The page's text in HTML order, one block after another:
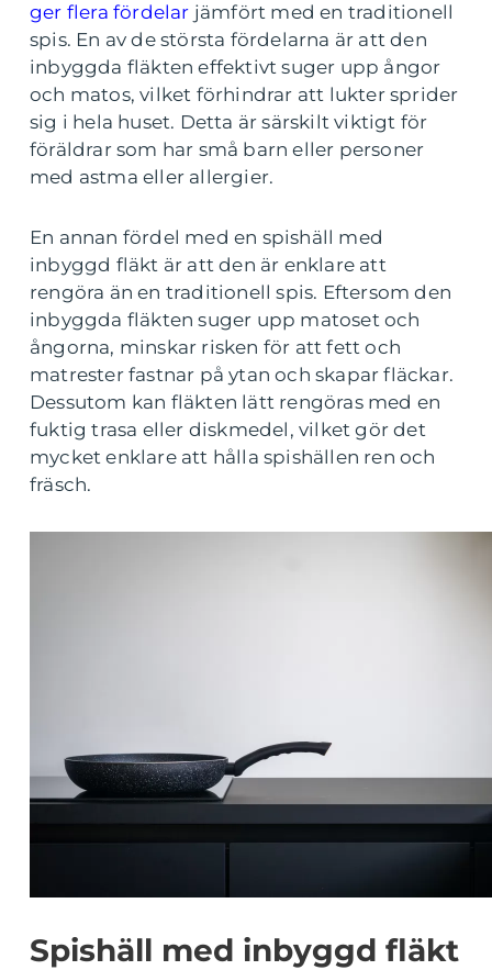
ger flera fördelar jämfört med en traditionell
spis. En av de största fördelarna är att den
inbyggda fläkten effektivt suger upp ångor
och matos, vilket förhindrar att lukter sprider
sig i hela huset. Detta är särskilt viktigt för
föräldrar som har små barn eller personer
med astma eller allergier.
En annan fördel med en spishäll med
inbyggd fläkt är att den är enklare att
rengöra än en traditionell spis. Eftersom den
inbyggda fläkten suger upp matoset och
ångorna, minskar risken för att fett och
matrester fastnar på ytan och skapar fläckar.
Dessutom kan fläkten lätt rengöras med en
fuktig trasa eller diskmedel, vilket gör det
mycket enklare att hålla spishällen ren och
fräsch.
Spishäll med inbyggd fläkt